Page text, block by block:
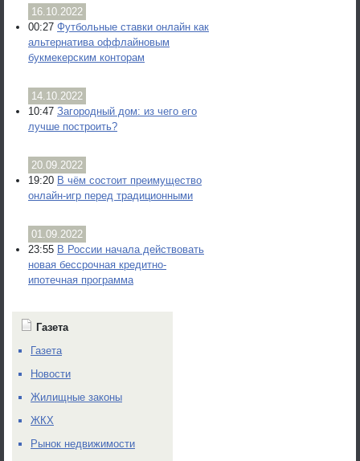
16.10.2022
00:27 Футбольные ставки онлайн как
альтернатива оффлайновым
букмекерским конторам
14.10.2022
10:47 Загородный дом: из чего его
лучше построить?
20.09.2022
19:20 В чём состоит преимущество
онлайн-игр перед традиционными
01.09.2022
23:55 В России начала действовать
новая бессрочная кредитно-
ипотечная программа
Газета
Газета
Новости
Жилищные законы
ЖКХ
Рынок недвижимости